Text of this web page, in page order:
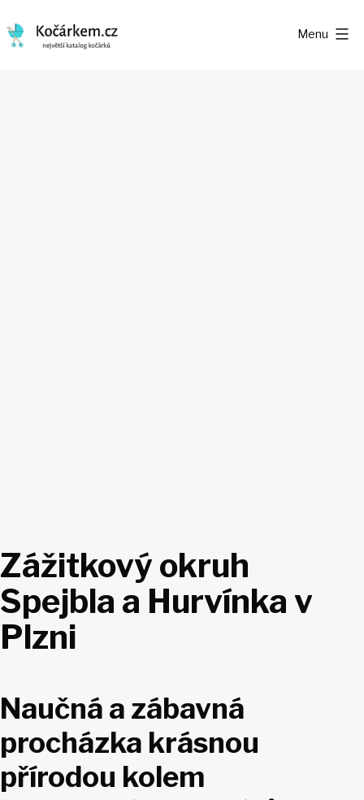
Menu
Zážitkový okruh
Spejbla a Hurvínka v
Plzni
Naučná a zábavná
procházka krásnou
přírodou kolem